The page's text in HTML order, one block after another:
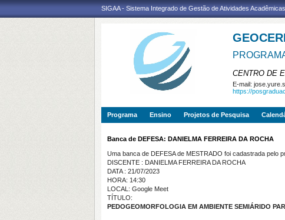
SIGAA - Sistema Integrado de Gestão de Atividades Acadêmicas
CENTRO DE
E-mail:
https://
Programa Ensino Projetos de Pesquisa
Banca de DEFESA: DANIELMA FERREIRA DA ROCHA
Uma banca de DEFESA de MESTRADO foi cadastrada pelo
DISCENTE : DANIELMA FERREIRA DA ROCHA
DATA : 21/07/2023
HORA: 14:30
LOCAL: Google Meet
TÍTULO:
PEDOGEOMORFOLOGIA EM AMBIENTE SEMIÁRIDO